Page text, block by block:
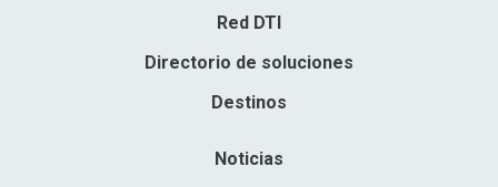
Red DTI
Directorio de soluciones
Destinos
Noticias